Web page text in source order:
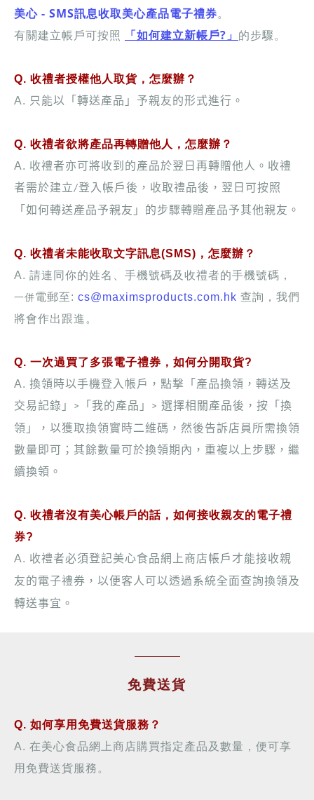
美心 - SMS訊息收取美心產品電子禮券。
有關建立帳戶可按照
「如何建立新帳戶?」 的步驟。
Q. 收禮者授權他人取貨，怎麼辦？
A. 只能以「轉送產品」予親友的形式進行。
Q. 收禮者欲將產品再轉贈他人，怎麼辦？
A. 收禮者亦可將收到的產品於翌日再轉贈他人。收禮
者需於建立/登入帳戶後，收取禮品後，翌日可按照
「如何轉送產品予親友」的步驟轉贈產品予其他親友。
Q. 收禮者未能收取文字訊息(SMS)，怎麼辦？
A. 請連同你的姓名、手機號碼及收禮者的手機號碼，
一併電郵至: cs@maximsproducts.com.hk 查詢，我們
將會作出跟進。
Q. 一次過買了多張電子禮券，如何分開取貨?
A. 換領時以手機登入帳戶，點撃「產品換領，轉送及
交易記錄」 > 「我的產品」 > 選擇相關產品後，按「換
領」，以獲取換領實時二維碼， 然後告訴店員所需換領
數量即可；其餘數量可於換領期內，重複以上步驟，繼
續換領。
Q. 收禮者沒有美心帳戶的話，如何接收親友的電子禮
券?
A. 收禮者必須登記美心食品網上商店帳戶才能接收親
友的電子禮券，以便客人可以透過系統全面查詢換領及
轉送事宜。
免費送貨
Q. 如何享用免費送貨服務？
A. 在美心食品網上商店購買指定產品及數量，便可享
用免費送貨服務。